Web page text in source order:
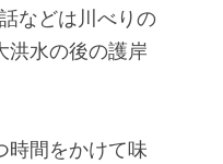
などは川べりの
洪水の後の護岸
時間をかけて味